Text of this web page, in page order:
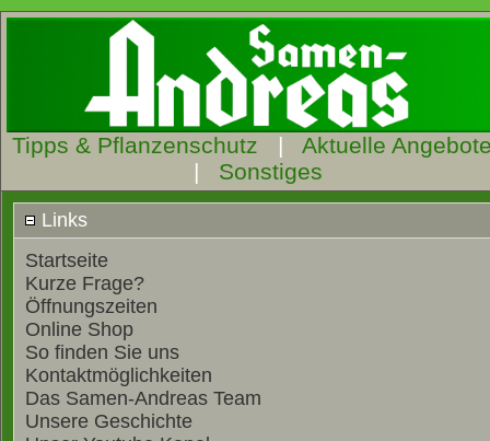
Tipps & Pflanzenschutz | Aktuelle
| Sonstiges
Links
Startseite
Kurze Frage?
Öffnungszeiten
Online Shop
So finden Sie uns
Kontaktmöglichkeiten
Das Samen-Andreas Team
Unsere Geschichte